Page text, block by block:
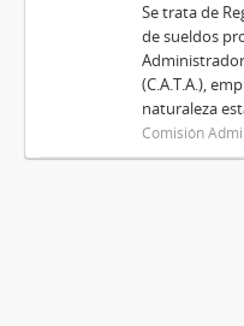
Se trata de
de sueldos
(C.A.T.A.),
naturaleza
Comisión